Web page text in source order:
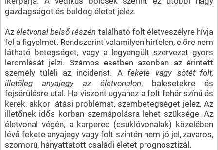
gazdagságot és boldog életet jelez.
Az életvonal belső részén található folt életveszélyre hívja
fel a figyelmet. Rendszerint valamilyen hirtelen, előre nem
látható betegséget, vagy a legyengült szervezet gyors
leromlását jelzi. Számos esetben azonban az érintett
személy túléli az incidenst. A fekete vagy sötét folt,
illetőleg anyajegy az életvonalon, balesetekre és
fejsérülésre utal. Ha viszont ugyanez a folt fehér színű és
kerek, akkor látási problémát, szembetegséget jelez. Az
illetőnek idős korban szemápolásra lehet szüksége. Az
életvonal végén, a karperec (csuklóvonalak) közelében
lévő fekete anyajegy vagy folt szintén nem jó jel, zavaros,
szomorú, hányattatott családi életet prognosztizál.